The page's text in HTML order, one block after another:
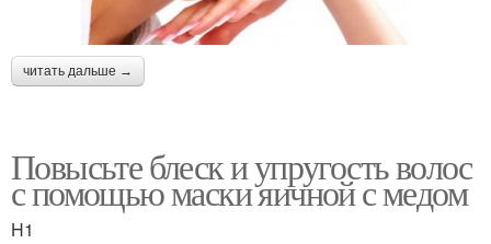
читать дальше →
Повысьте блеск и упругость волос
с помощью маски яичной с медом
H1